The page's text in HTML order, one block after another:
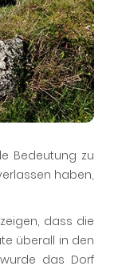
Bedeutung zu
haben,
dass die
überall in den
das Dorf